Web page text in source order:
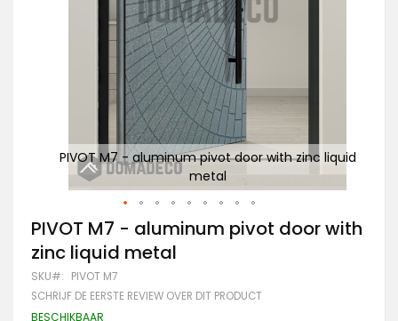
PIVOT M7 - aluminum pivot door with zinc liquid
metal
Ga
naar
het
begin
van
de
afbeeldingen-
PIVOT M7 - aluminum pivot door with
zinc liquid metal
SKU PIVOT M7
SCHRIJF DE EERSTE REVIEW OVER DIT PRODUCT
BESCHIKBAAR